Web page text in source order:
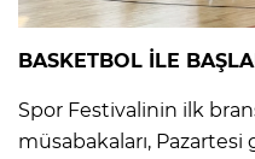
BASKETBOL İLE
Spor Festivalinin ilk
müsabakaları,